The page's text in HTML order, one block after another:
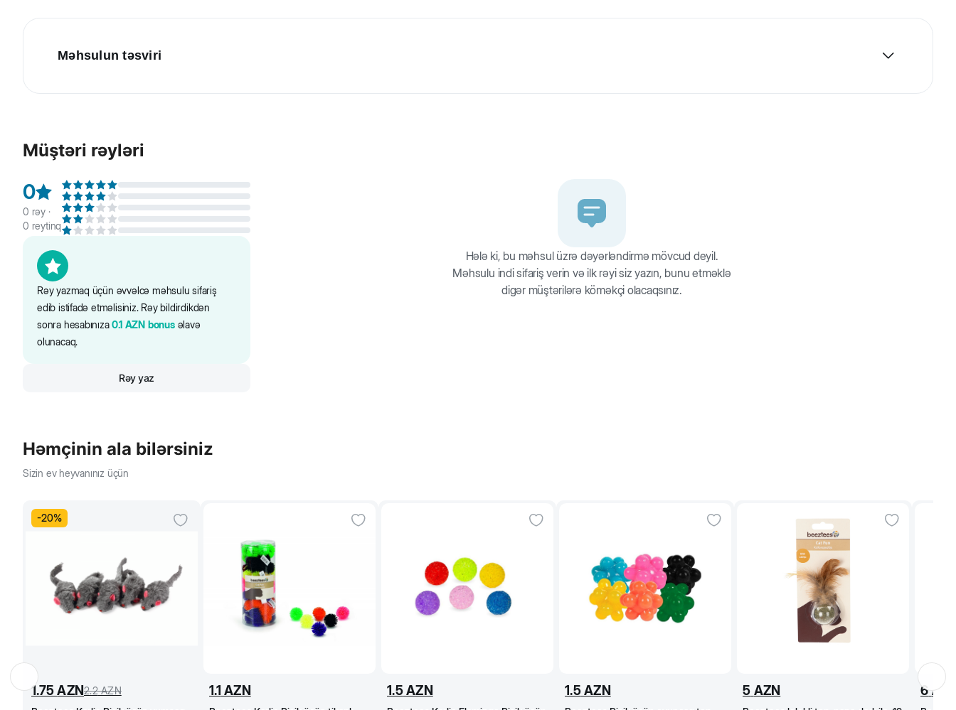
Məhsulun təsviri
Müştəri rəyləri
0
0 rəy ·
0 reytinq
Rəy yazmaq üçün əvvəlcə məhsulu sifariş
edib istifadə etməlisiniz. Rəy bildirdikdən
sonra hesabınıza0.1 AZN bonusəlavə
olunacaq.
Rəy yaz
Hələ ki, bu məhsul üzrə dəyərləndirmə mövcud deyil.
Məhsulu indi sifariş verin və ilk rəyi siz yazın, bunu etməklə
digər müştərilərə köməkçi olacaqsınız.
Həmçinin ala bilərsiniz
Sizin ev heyvanınız üçün
-20%
1.75 AZN2.2 AZN
1.1 AZN 1.5 AZN 1.5 AZN 5 AZN 6